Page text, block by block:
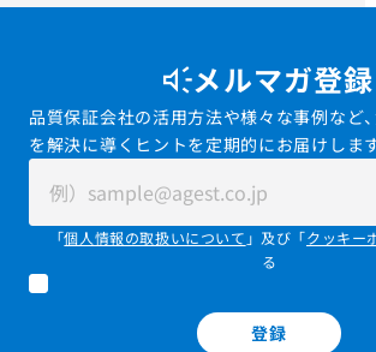
メルマガ登録
品質保証会社の活用方法や様々な事例など
を解決に導くヒントを定期的にお届けします
「個人情報の取扱いについて 」及び「クッキー
る
登録